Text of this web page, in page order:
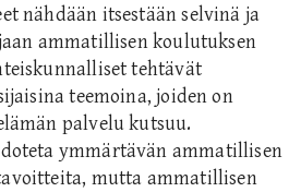
nähdään itsestään selvinä ja
ammatillisen koulutuksen
tehtävät
teemoina, joiden on
palvelu kutsuu.
ymmärtävän ammatillisen
mutta ammatillisen